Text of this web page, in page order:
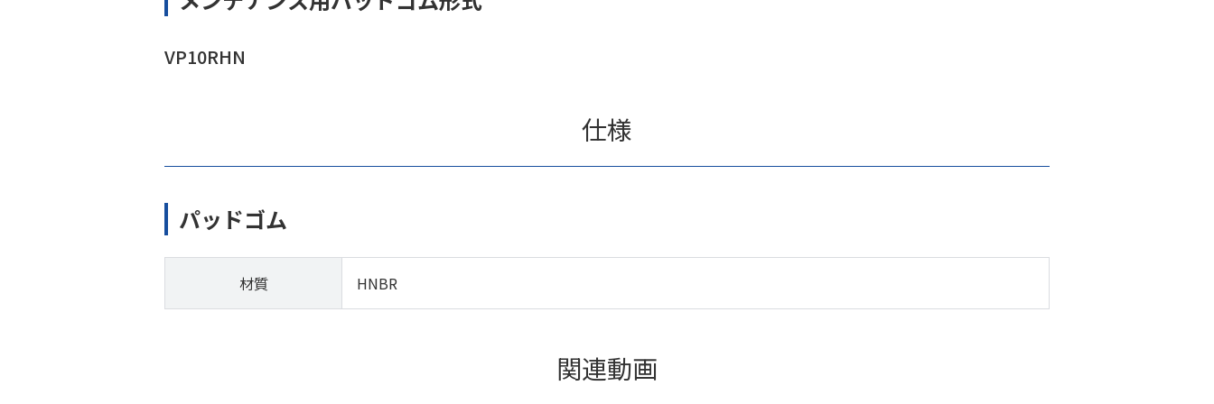
VP10RHN
仕様
パッドゴム
材質 HNBR
関連動画